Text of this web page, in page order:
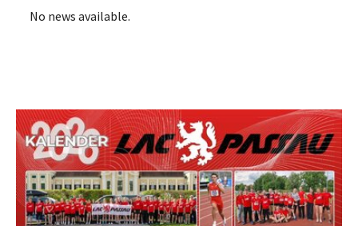
No news available.
Show larger version